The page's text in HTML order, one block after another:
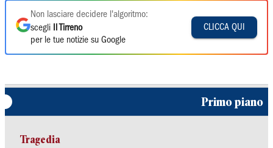
Non lasciare decidere l'algoritmo:
scegli
Il Tirreno
per le tue notizie su Google
CLICCA QUI
Primo piano
Tragedia